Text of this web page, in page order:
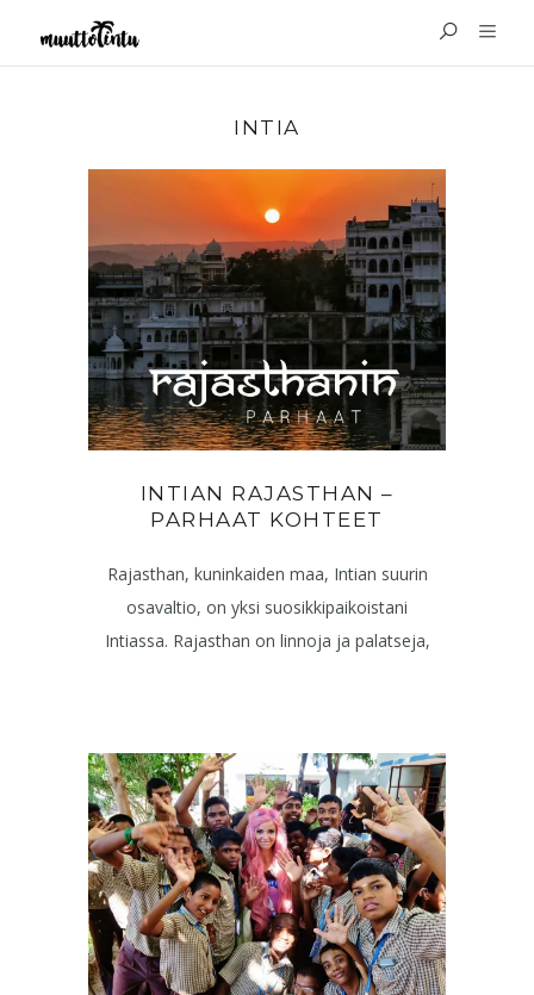
INTIA
INTIAN RAJASTHAN –
PARHAAT KOHTEET
Rajasthan, kuninkaiden maa, Intian suurin
osavaltio, on yksi suosikkipaikoistani
Intiassa. Rajasthan on linnoja ja palatseja,